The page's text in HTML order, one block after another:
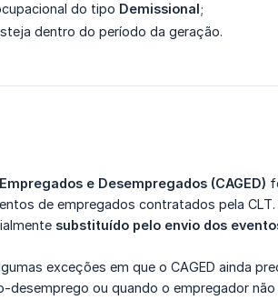
do tipo Demissional;
dentro do período da geração.
e Desempregados (CAGED)
de empregados contratados pela
substituído pelo envio dos
exceções em que o CAGED ainda
desemprego ou quando o empregador